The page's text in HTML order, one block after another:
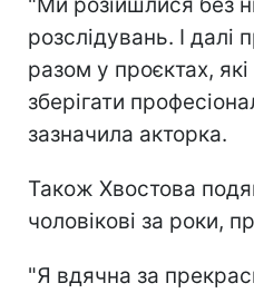
розслідувань. І
разом у проєктах, які
зберігати
зазначила акторка.
Також Хвостова
чоловікові за роки,
"Я вдячна за